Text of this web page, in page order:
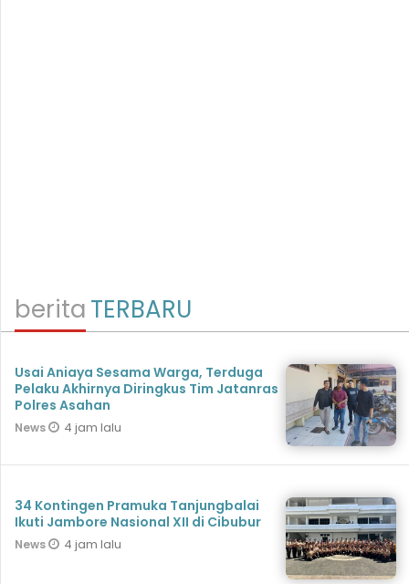
beritaTERBARU
Usai Aniaya Sesama Warga, Terduga
Pelaku Akhirnya Diringkus Tim Jatanras
Polres Asahan
News 4 jam lalu
34 Kontingen Pramuka Tanjungbalai
Ikuti Jambore Nasional XII di Cibubur
News 4 jam lalu